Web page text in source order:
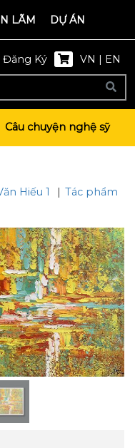
LÃM DỰ ÁN
Đăng Ký VN | EN
Câu chuyện nghệ sỹ
Hiếu 1 | Tác phẩm